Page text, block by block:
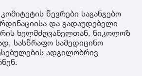
წევრები საგანგებო
და გადაუდებელი
ხელმძღვანელთან, ნიკოლოზ
სასწრაფო სამედიცინო
ადგილობრივ